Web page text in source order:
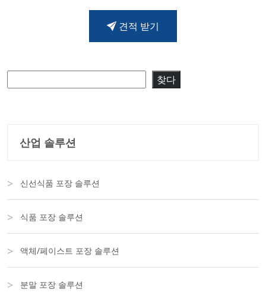
견적 받기
찾다
산업 솔루션
신선식품 포장 솔루션
식품 포장 솔루션
액체/페이스트 포장 솔루션
분말 포장 솔루션